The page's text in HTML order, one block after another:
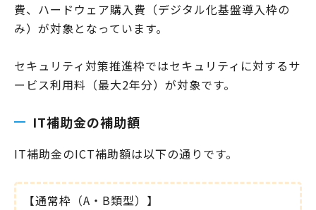
費、ハードウェア購入費（デジタル化基盤導入枠の
み）が対象となっています。
セキュリティ対策推進枠ではセキュリティに対するサ
ービス利用料（最大2年分）が対象です。
IT補助金の補助額
IT補助金のICT補助額は以下の通りです。
【通常枠（A・B類型）】